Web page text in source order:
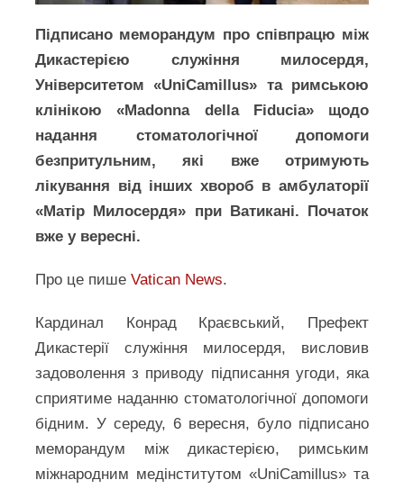
Підписано меморандум про співпрацю між
Дикастерією служіння милосердя,
Університетом «UniCamillus» та римською
клінікою «Madonna della Fiducia» щодо
надання стоматологічної допомоги
безпритульним, які вже отримують
лікування від інших хвороб в амбулаторії
«Матір Милосердя» при Ватикані. Початок
вже у вересні.
Про це пишеVatican News.
Кардинал Конрад Краєвський, Префект
Дикастерії служіння милосердя, висловив
задоволення з приводу підписання угоди, яка
сприятиме наданню стоматологічної допомоги
бідним. У середу, 6 вересня, було підписано
меморандум між дикастерією, римським
міжнародним медінститутом «UniCamillus» та